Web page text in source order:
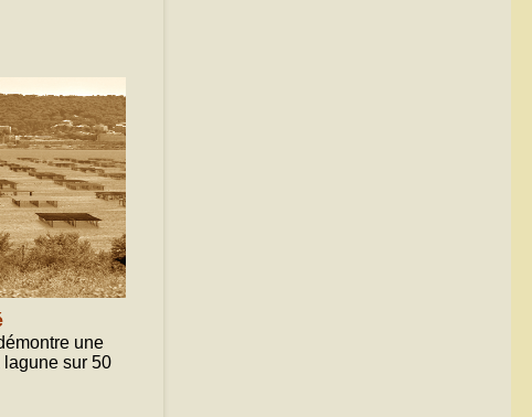
une
lagune sur 50